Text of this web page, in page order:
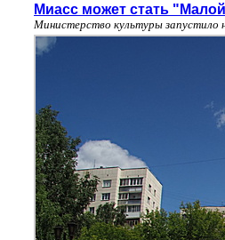
Миасс может стать
Министерство культуры запустило